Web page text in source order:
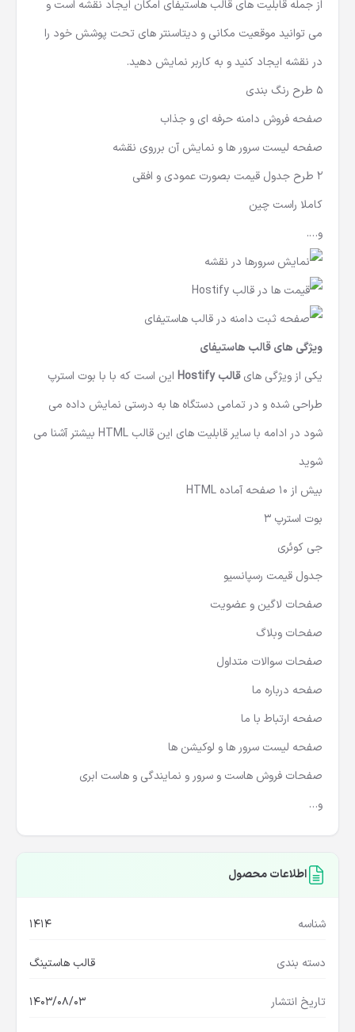
از جمله قابلیت های قالب هاستیفای امکان ایجاد نقشه است و
می توانید موقعیت مکانی و دیتاسنتر های تحت پوشش خود را
در نقشه ایجاد کنید و به کاربر نمایش دهید.
5 طرح رنگ بندی
صفحه فروش دامنه حرفه ای و جذاب
صفحه لیست سرور ها و نمایش آن برروی نقشه
2 طرح جدول قیمت بصورت عمودی و افقی
کاملا راست چین
و….
ویژگی های قالب هاستیفای
یکی از ویژگی هایقالب Hostify
این است که با با بوت استرپ
طراحی شده و در تمامی دستگاه ها به درستی نمایش داده می
شود در ادامه با سایر قابلیت های این قالب HTML
بیشتر آشنا می
شوید
بیش از 10 صفحه آماده HTML
بوت استرپ 3
جی کوئری
جدول قیمت رسپانسیو
صفحات لاگین و عضویت
صفحات وبلاگ
صفحات سوالات متداول
صفحه درباره ما
صفحه ارتباط با ما
صفحه لیست سرور ها و لوکیشن ها
صفحات فروش هاست و سرور و نمایندگی و هاست ابری
و…
اطلاعات محصول
شناسه 1414
دسته بندی قالب هاستینگ
تاریخ انتشار 1403/08/03